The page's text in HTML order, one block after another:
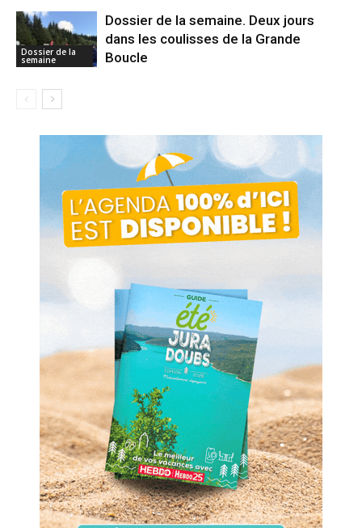
Dossier de la
semaine
Dossier de la semaine. Deux jours
dans les coulisses de la Grande
Boucle